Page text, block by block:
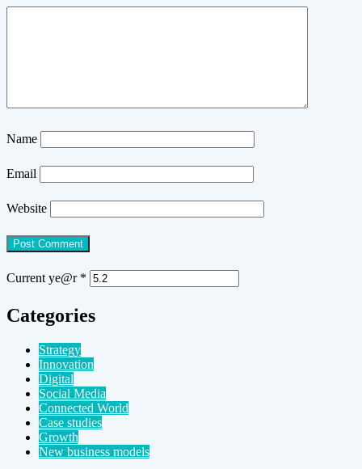
Name
Email
Website
Current ye@r *
Categories
Strategy
Innovation
Digital
Social Media
Connected World
Case studies
Growth
New business models